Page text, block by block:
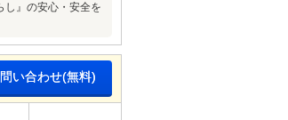
し』の安心・安全を
い合わせ(無料)